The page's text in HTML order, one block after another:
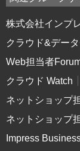
株式会社インプ
クラウド&デー
Web担当者
クラウド Watch
ネットショップ
ネットショップ
Impress